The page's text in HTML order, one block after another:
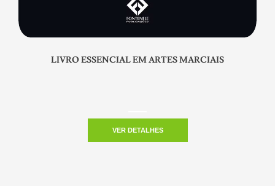
LIVRO ESSENCIAL EM ARTES MARCIAIS
VER DETALHES